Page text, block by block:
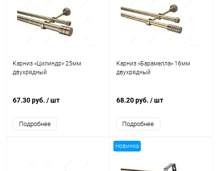
Карниз «Цилиндр» 25мм
двухрядный
67.30 руб. / шт
Подробнее
Карниз «Барамелла» 16мм
двухрядный
68.20 руб. / шт
Подробнее
Новинка